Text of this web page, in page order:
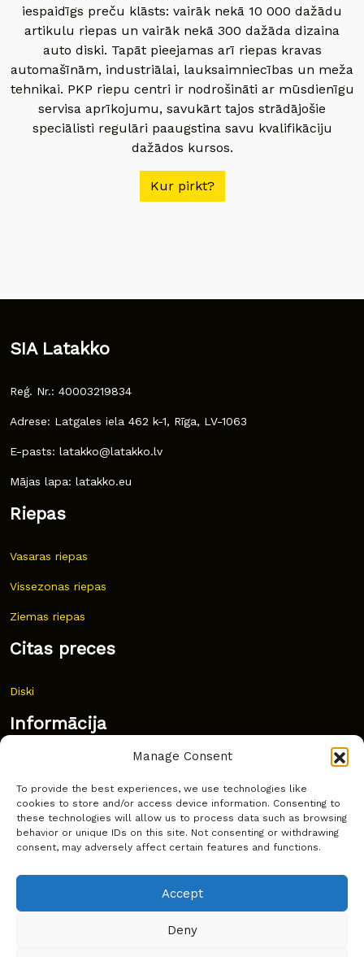
Manage Consent
To provide the best experiences, we use technologies like
cookies to store and/or access device information. Consenting to
these technologies will allow us to process data such as browsing
behavior or unique IDs on this site. Not consenting or withdrawing
consent, may adversely affect certain features and functions.
Accept
Deny
iespaidīgs preču klāsts: vairāk nekā 10 000 dažādu
artikulu riepas un vairāk nekā 300 dažāda dizaina
auto diski. Tapāt pieejamas arī riepas kravas
automašīnām, industriālai, lauksaimniecības un meža
tehnikai. PKP riepu centri ir nodrošināti ar mūsdienīgu
servisa aprīkojumu, savukārt tajos strādājošie
speciālisti regulāri paaugstina savu kvalifikāciju
dažādos kursos.
Kur pirkt?
SIA Latakko
Reģ. Nr.: 40003219834
Adrese: Latgales iela 462 k-1, Rīga, LV-1063
E-pasts: latakko@latakko.lv
Mājas lapa: latakko.eu
Riepas
Vasaras riepas
Vissezonas riepas
Ziemas riepas
Citas preces
Diski
Informācija
Bieži uzdoti jautājumi
Kur pirkt?
Sīkdatņu politika